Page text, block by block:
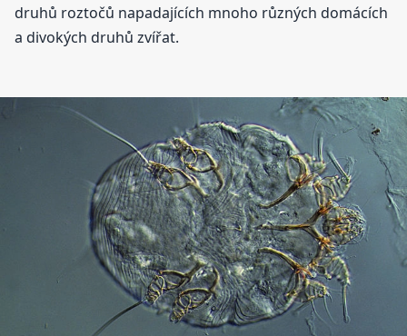
druhů roztočů napadajících mnoho různých domácích
a divokých druhů zvířat.